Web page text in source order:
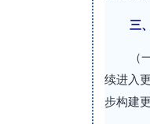
三
续进入
步构建